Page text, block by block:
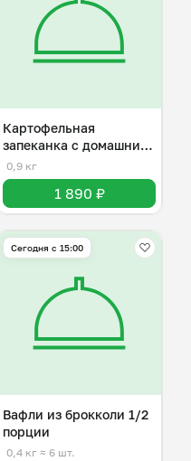
Картофельная
запеканка с домашним
фаршем
0,9 кг
1 890 ₽
Сегодня с 15:00
Вафли из брокколи 1/2
порции
0,4 кг ≈ 6 шт.